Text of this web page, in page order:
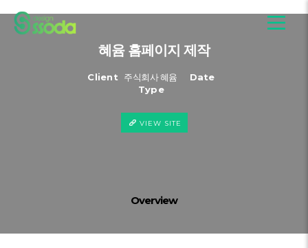
혜윰 홈페이지 제작
Client 주식회사 혜윰
Date
Type
VIEW SITE
Overview